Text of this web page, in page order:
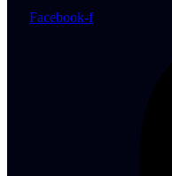
Facebook-f